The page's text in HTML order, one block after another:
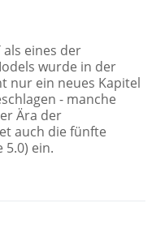
eines der
wurde in der
nur ein neues Kapitel
- manche
Ära der
auch die fünfte
ein.